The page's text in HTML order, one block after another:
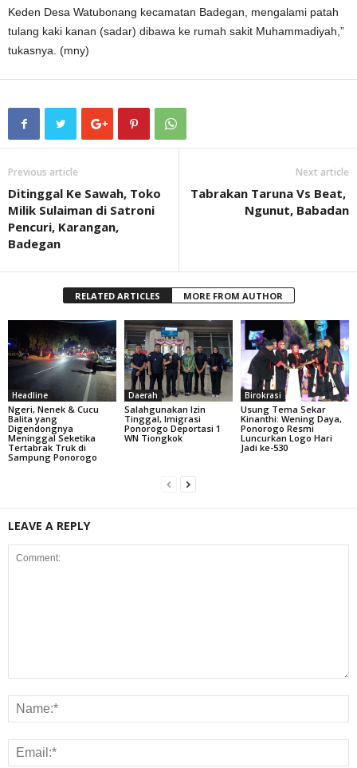
Keden Desa Watubonang kecamatan Badegan, mengalami patah
tulang kaki kanan (sadar) dibawa ke rumah sakit Muhammadiyah,”
tukasnya. (mny)
Previous article
Ditinggal Ke Sawah, Toko
Milik Sulaiman di Satroni
Pencuri, Karangan,
Badegan
Next article
Tabrakan Taruna Vs Beat,
Ngunut, Babadan
RELATED ARTICLES MORE FROM AUTHOR
Headline
Ngeri, Nenek & Cucu
Balita yang
Digendongnya
Meninggal Seketika
Tertabrak Truk di
Sampung Ponorogo
Daerah
Salahgunakan Izin
Tinggal, Imigrasi
Ponorogo Deportasi 1
WN Tiongkok
Birokrasi
Usung Tema Sekar
Kinanthi: Wening Daya,
Ponorogo Resmi
Luncurkan Logo Hari
Jadi ke-530
LEAVE A REPLY